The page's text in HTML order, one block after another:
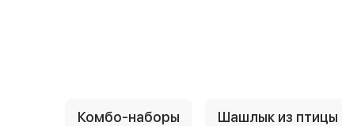
Комбо-наборы Шашлык из птицы